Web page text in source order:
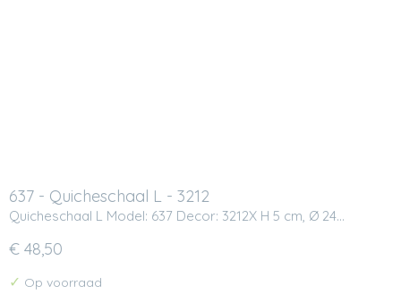
637 - Quicheschaal L - 3212
Quicheschaal L Model: 637 Decor: 3212X H 5 cm, Ø 24…
€ 48,50
✓ Op voorraad